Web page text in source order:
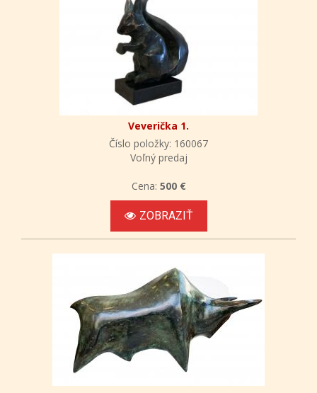
Veverička 1.
Číslo položky: 160067
Voľný predaj
Cena: 500 €
ZOBRAZIŤ